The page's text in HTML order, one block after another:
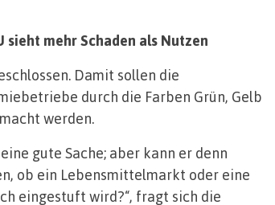
sieht mehr Schaden als Nutzen
Damit sollen die
durch die Farben Grün, Gelb
werden.
gute Sache; aber kann er denn
ob ein Lebensmittelmarkt oder eine
eingestuft wird?“, fragt sich die